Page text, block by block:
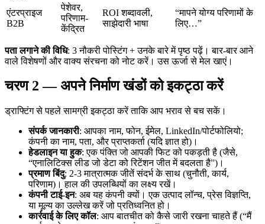
एंटरप्राइज
B2B
पेशेवर,
परिणाम-
केंद्रित
ROI शब्दावली,
साझेदारी भाषा
“मापने योग्य परिणामों के
लिए…”
पता लगाने की विधि: 3 नौकरी पोस्टिंग + उनके बारे में पृष्ठ पढ़ें। बार-बार आने
वाले विशेषणों और वाक्य संरचना को नोट करें। उस ऊर्जा से मेल खाएं।
चरण 2 — अपने निर्माण खंडों को इकट्ठा करें
ड्राफ्टिंग से पहले सामग्री इकट्ठा करें ताकि आप भराव से बच सकें।
संपर्क जानकारी: आपका नाम, फोन, ईमेल, LinkedIn/पोर्टफोलियो;
कंपनी का नाम, पता, और प्राप्तकर्ता (यदि ज्ञात हो)।
हेडलाइन या हुक: एक पंक्ति जो आपकी फिट को पकड़ती है (जैसे,
“एनालिटिक्स लीड जो डेटा को रिटेंशन जीत में बदलता है”)।
प्रमाण बिंदु: 2-3 मात्रात्मक जीतें संदर्भ के साथ (चुनौती, कार्य,
परिणाम)। हाल की उपलब्धियों का लक्ष्य रखें।
कंपनी टाई-इन: अब यह कंपनी क्यों। एक उत्पाद लॉन्च, प्रेस विज्ञप्ति,
या मूल्य का उल्लेख करें जो प्रतिध्वनित हो।
कार्रवाई के लिए कॉल: आप बातचीत को कैसे जारी रखना चाहते हैं (“मैं